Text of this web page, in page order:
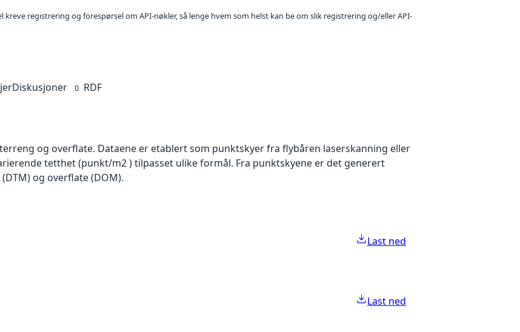
registrering og forespørsel om API-nøkler, så lenge hvem som helst kan be om slik registrering og/eller API-
Diskusjoner 0 RDF
og overflate. Dataene er etablert som punktskyer fra flybåren laserskanning eller
tetthet (punkt/m2 ) tilpasset ulike formål. Fra punktskyene er det generert
og overflate (DOM).
Last ned
Last ned